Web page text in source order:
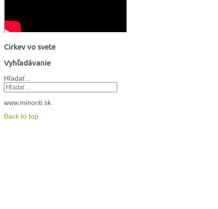
Cirkev vo svete
Vyhľadávanie
Hľadať...
www.minoriti.sk
Back to top